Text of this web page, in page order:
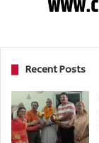
Recent Posts